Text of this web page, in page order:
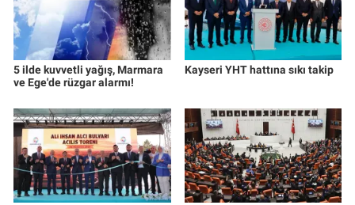
5 ilde kuvvetli yağış, Marmara
ve Ege'de rüzgar alarmı!
Kayseri YHT hattına sıkı takip